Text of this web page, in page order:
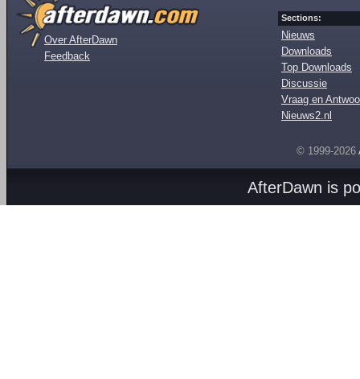
Over AfterDawn
Feedback
Sections:
Nieuws
Downloads
Top Downloads
Discussie
Vraag en
Nieuws2.nl
© 1999-2026
AfterDawn is